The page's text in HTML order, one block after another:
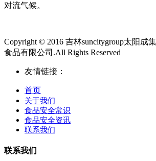
对流气候。
Copyright © 2016 吉林suncitygroup太阳成
食品有限公司.All Rights Reserved
友情链接：
首页
关于我们
食品安全常识
食品安全资讯
联系我们
联系我们